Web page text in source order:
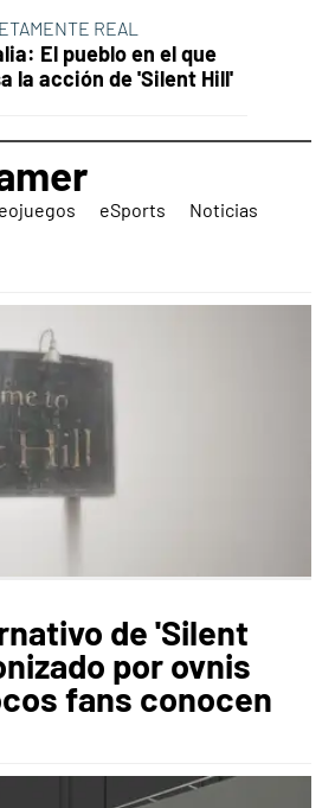
REAL
El pueblo en el que
la acción de 'Silent Hill'
eSports
Noticias
de 'Silent
por ovnis
fans conocen